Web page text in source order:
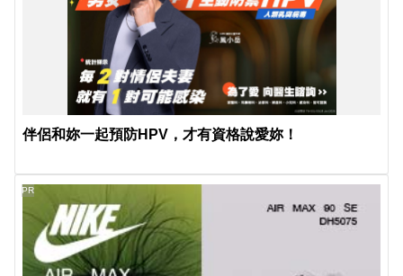
伴侶和妳一起預防HPV，才有資格說愛妳！
PR